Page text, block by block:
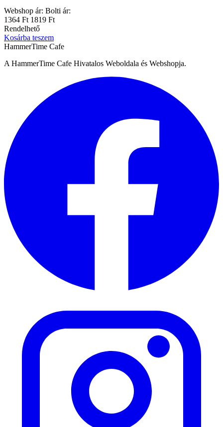
Webshop ár: Bolti ár:
1364 Ft 1819 Ft
Rendelhető
Kosárba teszem
HammerTime Cafe
A HammerTime Cafe Hivatalos Weboldala és Webshopja.